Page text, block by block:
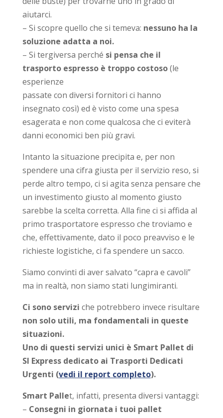
aiutarci.
– Si scopre quello che si temeva: nessuno ha la
soluzione adatta a noi.
– Si tergiversa perché si pensa che il
trasporto espresso è troppo costoso(le
esperienze
passate con diversi fornitori ci hanno
insegnato così) ed è visto come una spesa
esagerata e non come qualcosa che ci eviterà
danni economici ben più gravi.
Intanto la situazione precipita e, per non
spendere una cifra giusta per il servizio reso, si
perde altro tempo, ci si agita senza pensare che
un investimento giusto al momento giusto
sarebbe la scelta corretta. Alla fine ci si affida al
primo trasportatore espresso che troviamo e
che, effettivamente, dato il poco preavviso e le
richieste logistiche, ci fa spendere un sacco.
Siamo convinti di aver salvato “capra e cavoli”
ma in realtà, non siamo stati lungimiranti.
Ci sono servizi che potrebbero invece risultare
non solo utili, ma fondamentali in queste
situazioni.
Uno di questi servizi unici è Smart Pallet di
SI Express dedicato ai Trasporti Dedicati
Urgenti (vedi il report completo).
Smart Pallet, infatti, presenta diversi vantaggi:
– Consegni in giornata i tuoi pallet